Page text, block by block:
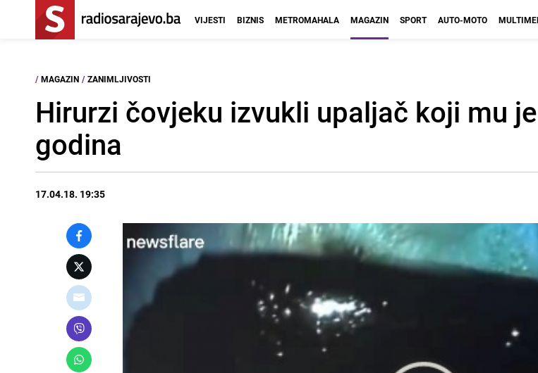
VIJESTI BIZNIS METROMAHALA MAGAZIN SPORT AUTO-MOTO
/ MAGAZIN / ZANIMLJIVOSTI
Hirurzi čovjeku izvukli upaljač koji mu
godina
17.04.18. 19:35